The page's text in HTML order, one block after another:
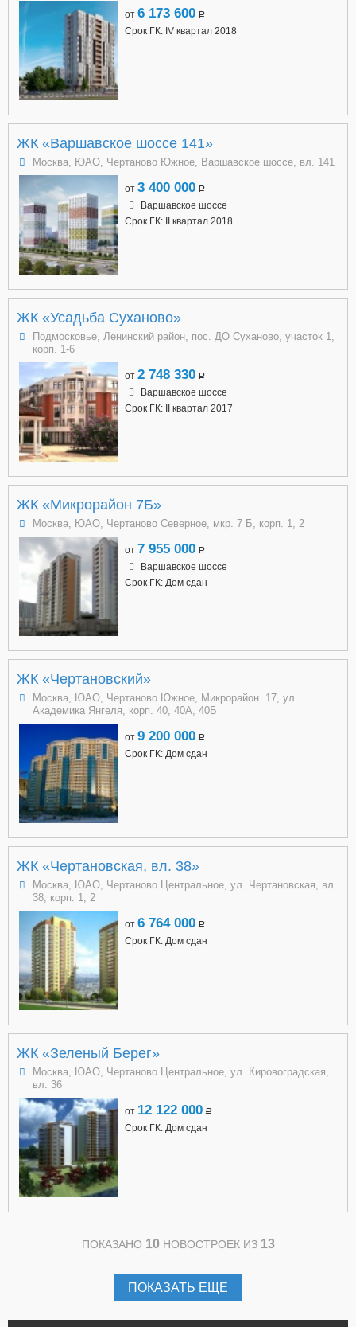
от 6 173 600 a
Срок ГК: IV квартал 2018
ЖК «Варшавское шоссе 141»
Москва, ЮАО, Чертаново Южное, Варшавское шоссе, вл. 141
от 3 400 000 a
Варшавское шоссе
Срок ГК: II квартал 2018
ЖК «Усадьба Суханово»
Подмосковье, Ленинский район, пос. ДО Суханово, участок 1,
корп. 1-6
от 2 748 330 a
Варшавское шоссе
Срок ГК: II квартал 2017
ЖК «Микрорайон 7Б»
Москва, ЮАО, Чертаново Северное, мкр. 7 Б, корп. 1, 2
от 7 955 000 a
Варшавское шоссе
Срок ГК: Дом сдан
ЖК «Чертановский»
Москва, ЮАО, Чертаново Южное, Микрорайон. 17, ул.
Академика Янгеля, корп. 40, 40А, 40Б
от 9 200 000 a
Срок ГК: Дом сдан
ЖК «Чертановская, вл. 38»
Москва, ЮАО, Чертаново Центральное, ул. Чертановская, вл.
38, корп. 1, 2
от 6 764 000 a
Срок ГК: Дом сдан
ЖК «Зеленый Берег»
Москва, ЮАО, Чертаново Центральное, ул. Кировоградская,
вл. 36
от 12 122 000 a
Срок ГК: Дом сдан
ПОКАЗАНО 10 НОВОСТРОЕК ИЗ 13
ПОКАЗАТЬ ЕЩЕ